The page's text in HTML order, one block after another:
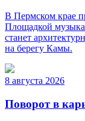
В Пермском крае
Площадкой
станет
на берегу Камы.
8 августа 2026
Поворот в